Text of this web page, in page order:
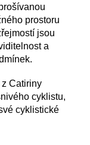
prostoru
jsou
a
Catiriny
cyklistu,
cyklistické